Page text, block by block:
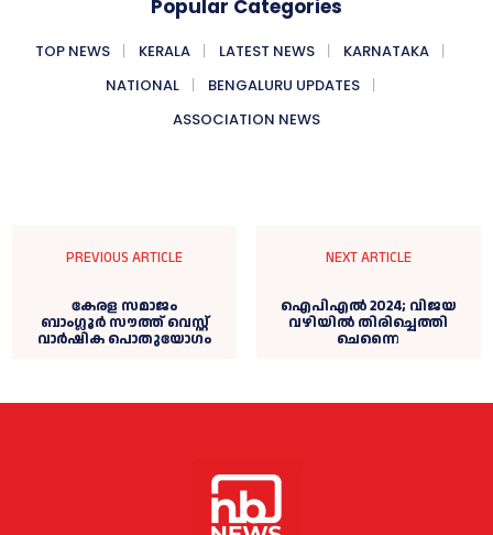
Popular Categories
TOP NEWS KERALA LATEST NEWS
KARNATAKA
NATIONAL
BENGALURU UPDATES
ASSOCIATION NEWS
PREVIOUS ARTICLE
കേരള സമാജം
ബാംഗ്ലൂര്‍ സൗത്ത് വെസ്റ്റ്‌
വാര്‍ഷിക പൊതുയോഗം
NEXT ARTICLE
ഐപിഎൽ 2024; വിജയ
വഴിയിൽ തിരിച്ചെത്തി
ചെന്നൈ